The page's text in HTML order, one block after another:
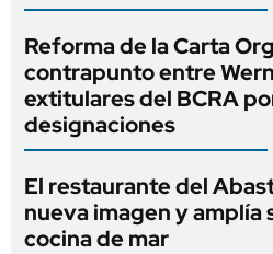
Reforma de la Carta
contrapunto entre
extitulares del BCRA
designaciones
El restaurante del
nueva imagen y amplía
cocina de mar